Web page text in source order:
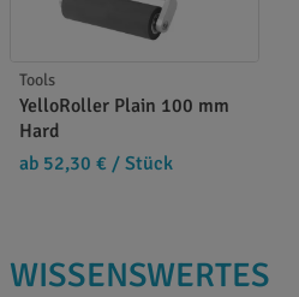
Tools
YelloRoller Plain 100 mm
Hard
ab 52,30 € / Stück
WISSENSWERTES